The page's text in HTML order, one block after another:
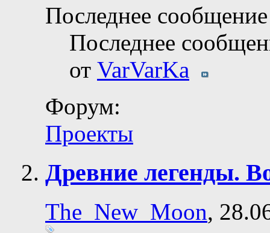
Последнее
Последнее
от VarVarKa
Форум:
Проекты
Древние легенды.
The_New_Moon,